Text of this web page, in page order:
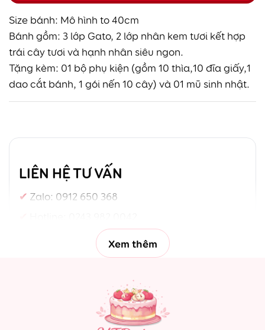
Size bánh: Mô hình to 40cm
Bánh gồm: 3 lớp Gato, 2 lớp nhân kem tươi kết hợp
trái cây tươi và hạnh nhân siêu ngon.
Tặng kèm: 01 bộ phụ kiện (gồm 10 thìa,10 đĩa giấy,1
dao cắt bánh, 1 gói nến 10 cây) và 01 mũ sinh nhật.
LIÊN HỆ TƯ VẤN
Zalo: 0912 650 368
Xem thêm